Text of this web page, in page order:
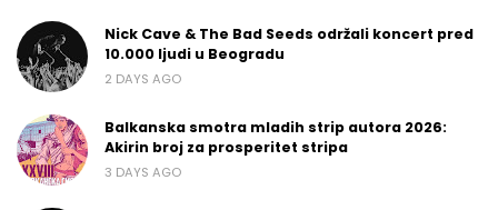
Nick Cave & The Bad Seeds održali koncert pred
10.000 ljudi u Beogradu
2 DAYS AGO
Balkanska smotra mladih strip autora 2026:
Akirin broj za prosperitet stripa
3 DAYS AGO